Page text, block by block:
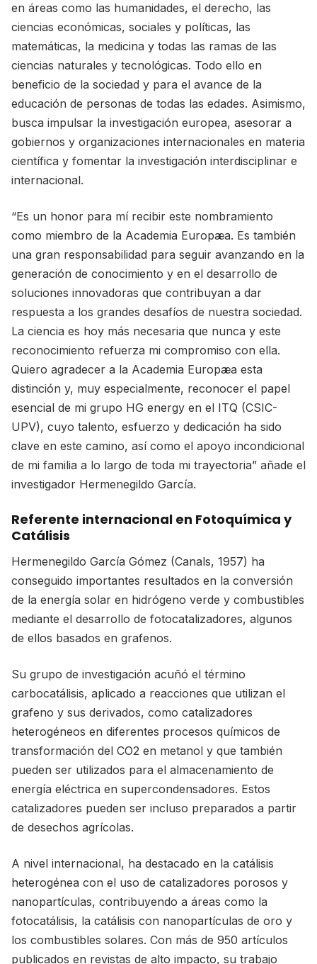
en áreas como las humanidades, el derecho, las
ciencias económicas, sociales y políticas, las
matemáticas, la medicina y todas las ramas de las
ciencias naturales y tecnológicas. Todo ello en
beneficio de la sociedad y para el avance de la
educación de personas de todas las edades. Asimismo,
busca impulsar la investigación europea, asesorar a
gobiernos y organizaciones internacionales en materia
científica y fomentar la investigación interdisciplinar e
internacional.
“Es un honor para mí recibir este nombramiento
como miembro de la Academia Europæa. Es también
una gran responsabilidad para seguir avanzando en la
generación de conocimiento y en el desarrollo de
soluciones innovadoras que contribuyan a dar
respuesta a los grandes desafíos de nuestra sociedad.
La ciencia es hoy más necesaria que nunca y este
reconocimiento refuerza mi compromiso con ella.
Quiero agradecer a la Academia Europæa esta
distinción y, muy especialmente, reconocer el papel
esencial de mi grupo HG energy en el ITQ (CSIC-
UPV), cuyo talento, esfuerzo y dedicación ha sido
clave en este camino, así como el apoyo incondicional
de mi familia a lo largo de toda mi trayectoria” añade el
investigador Hermenegildo García.
Referente internacional en Fotoquímica y
Catálisis
Hermenegildo García Gómez (Canals, 1957) ha
conseguido importantes resultados en la conversión
de la energía solar en hidrógeno verde y combustibles
mediante el desarrollo de fotocatalizadores, algunos
de ellos basados en grafenos.
Su grupo de investigación acuñó el término
carbocatálisis, aplicado a reacciones que utilizan el
grafeno y sus derivados, como catalizadores
heterogéneos en diferentes procesos químicos de
transformación del CO2 en metanol y que también
pueden ser utilizados para el almacenamiento de
energía eléctrica en supercondensadores. Estos
catalizadores pueden ser incluso preparados a partir
de desechos agrícolas.
A nivel internacional, ha destacado en la catálisis
heterogénea con el uso de catalizadores porosos y
nanopartículas, contribuyendo a áreas como la
fotocatálisis, la catálisis con nanopartículas de oro y
los combustibles solares. Con más de 950 artículos
publicados en revistas de alto impacto, su trabajo